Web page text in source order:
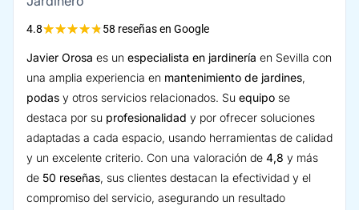
4.8★★★★★ 58 reseñas en Google
Javier Orosa es un especialista en jardinería en Sevilla con
una amplia experiencia en mantenimiento de jardines,
podas y otros servicios relacionados. Su equipo se
destaca por su profesionalidad y por ofrecer soluciones
adaptadas a cada espacio, usando herramientas de calidad
y un excelente criterio. Con una valoración de 4,8 y más
de 50 reseñas, sus clientes destacan la efectividad y el
compromiso del servicio, asegurando un resultado